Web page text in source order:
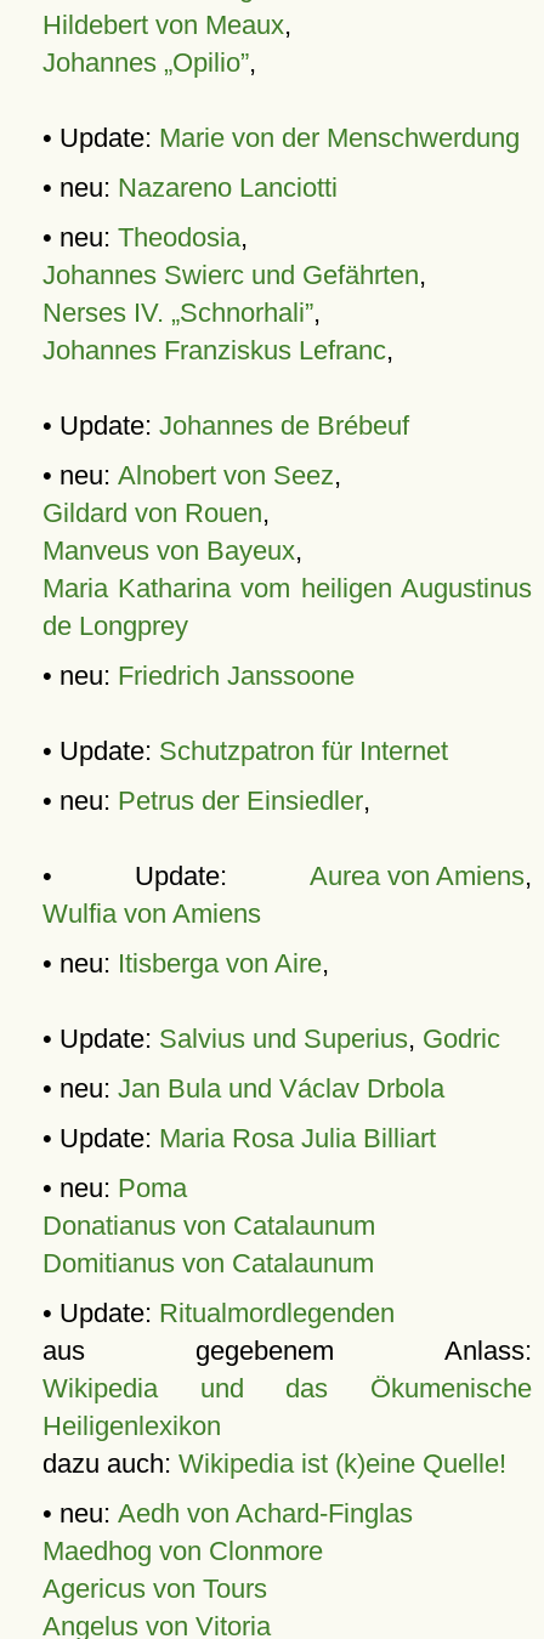
Hildebert von Meaux,
Johannes „Opilio”,
• Update: Marie von der Menschwerdung
• neu: Nazareno Lanciotti
• neu: Theodosia,
Johannes Swierc und Gefährten,
Nerses IV. „Schnorhali”,
Johannes Franziskus Lefranc,
• Update: Johannes de Brébeuf
• neu: Alnobert von Seez,
Gildard von Rouen,
Manveus von Bayeux,
Maria Katharina vom heiligen Augustinus
de Longprey
• neu: Friedrich Janssoone
• Update: Schutzpatron für Internet
• neu: Petrus der Einsiedler,
• Update: Aurea von Amiens,
Wulfia von Amiens
• neu: Itisberga von Aire,
• Update: Salvius und Superius, Godric
• neu: Jan Bula und Václav Drbola
• Update: Maria Rosa Julia Billiart
• neu: Poma
Donatianus von Catalaunum
Domitianus von Catalaunum
• Update: Ritualmordlegenden
aus gegebenem Anlass:
Wikipedia und das Ökumenische
Heiligenlexikon
dazu auch: Wikipedia ist (k)eine Quelle!
• neu: Aedh von Achard-Finglas
Maedhog von Clonmore
Agericus von Tours
Angelus von Vitoria